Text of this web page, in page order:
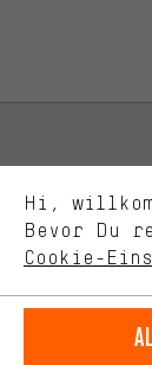
Terminbuchung
Unsere
Hi,
Bevor Du
Cookie-
Du
Angebote
besser zu
Uns
selbst
unseres
Dein
stellen wir
können